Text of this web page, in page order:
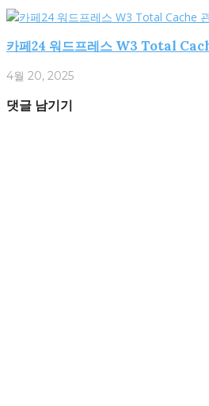
카페24 워드프레스 W3 Total
4월 20, 2025
댓글 남기기